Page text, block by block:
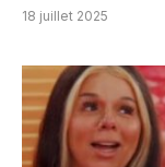
18 juillet 2025